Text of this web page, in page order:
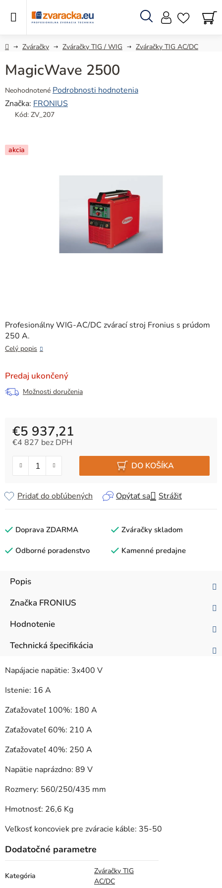
Hľadať
DomovZváračky Zváračky TIG / WIG Zváračky TIG AC/DC
Profesionálny WIG-AC/DC zvárací stroj Fronius s prúdom
250 A.
Celý popis
Predaj ukončený
Možnosti doručenia
€5 937,21
€4 827 bez DPH
DO KOŠÍKA
Opýtať sa Strážiť
Pridať do obľúbených
MagicWave 2500
Priemerné
hodnotenie
produktu
z
5
Neohodnotené Podrobnosti hodnotenia
Značka: FRONIUS
Kód: ZV_207
akcia
Doprava ZDARMA Zváračky skladom
Odborné poradenstvo Kamenné predajne
Popis
Značka FRONIUS
Hodnotenie
Technická špecifikácia
Napájacie napätie: 3x400 V
Istenie: 16 A
Zaťažovateľ 100%: 180 A
Zaťažovateľ 60%: 210 A
Zaťažovateľ 40%: 250 A
Napätie naprázdno: 89 V
Rozmery: 560/250/435 mm
Hmotnosť: 26,6 Kg
Veľkosť koncoviek pre zváracie káble: 35-50
Dodatočné parametre
Kategória
Zváračky TIG
AC/DC